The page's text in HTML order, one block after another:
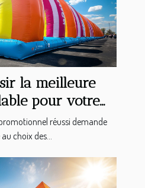
la meilleure
pour votre
réussi demande
choix des...